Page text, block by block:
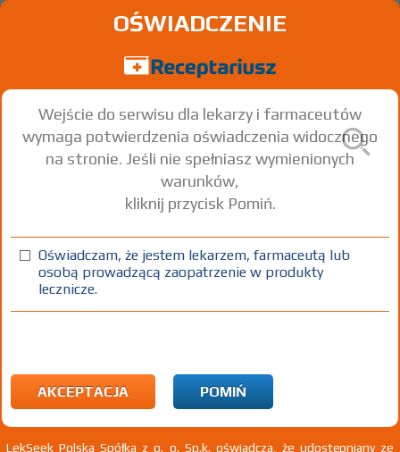
Znaleziono wyników:
F72 Upośledzenie umysłowe znacznego stopnia
Haloperidol
100%
30%
OŚWIADCZENIE
Wejście do serwisu dla lekarzy i farmaceutów
wymaga potwierdzenia oświadczenia widocznego
na stronie. Jeśli nie spełniasz wymienionych
warunków,
kliknij przycisk Pomiń.
Oświadczam, że jestem lekarzem, farmaceutą lub
osobą prowadzącą zaopatrzenie w produkty
lecznicze.
AKCEPTACJA POMIŃ
LekSeek Polska Spółka z o. o. Sp.k. oświadcza, że udostępniany ze